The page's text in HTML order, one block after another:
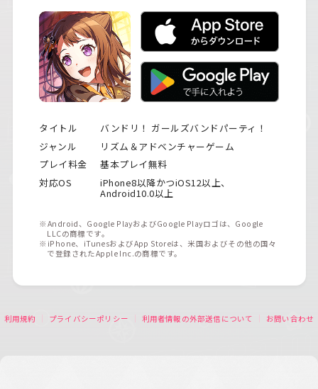
タイトル
バンドリ！ ガールズバンドパーティ！
ジャンル
リズム＆アドベンチャーゲーム
プレイ料金
基本プレイ無料
対応OS
iPhone8以降かつiOS12以上、
Android10.0以上
※Android、Google PlayおよびGoogle Playロゴは、Google
LLCの商標です。
※iPhone、iTunesおよびApp Storeは、米国およびその他の国々
で登録されたApple Inc.の商標です。
利用規約 プライバシーポリシー 利用者情報の外部送信について お問い合わせ